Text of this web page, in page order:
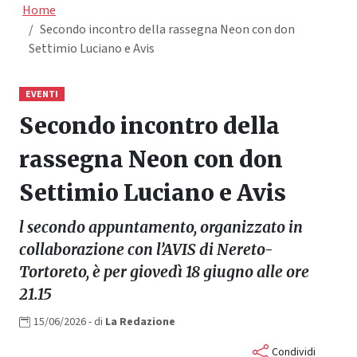
Home
Secondo incontro della rassegna Neon con don
Settimio Luciano e Avis
EVENTI
Secondo incontro della
rassegna Neon con don
Settimio Luciano e Avis
l secondo appuntamento, organizzato in
collaborazione con l’AVIS di Nereto-
Tortoreto, è per giovedì 18 giugno alle ore
21.15
15/06/2026- di La Redazione
Condividi